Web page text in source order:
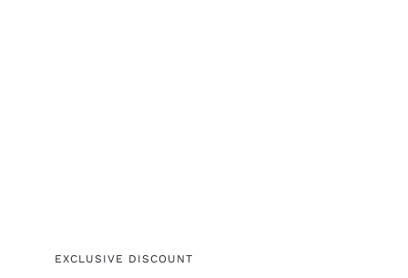
EXCLUSIVE DISCOUNT